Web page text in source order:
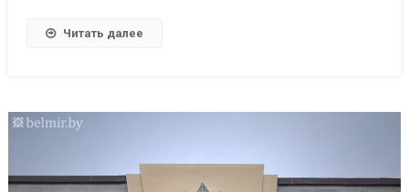
Читать далее